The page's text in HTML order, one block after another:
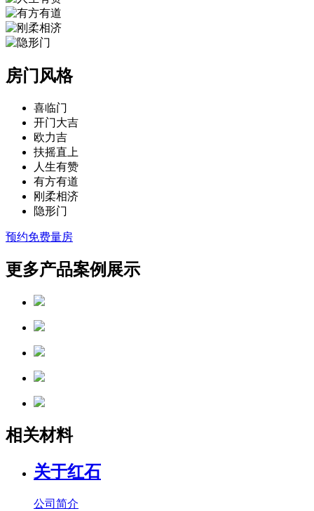
房门风格
喜临门
开门大吉
欧力吉
扶摇直上
人生有赞
有方有道
刚柔相济
隐形门
预约免费量房
更多产品案例展示
相关材料
关于红石
公司简介